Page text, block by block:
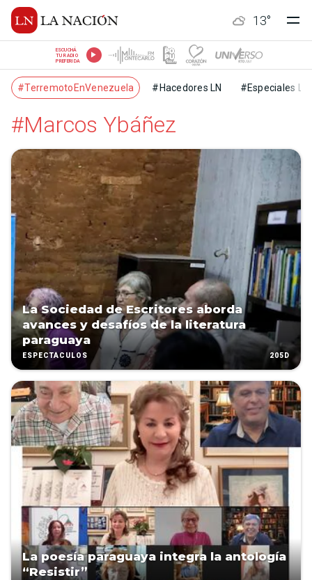
13°
ESCUCHÁ
TU RADIO
PREFERIDA
#TerremotoEnVenezuela #Hacedores LN #Especiales LN
#Marcos Ybáñez
La Sociedad de Escritores aborda
avances y desafíos de la literatura
paraguaya
ESPECTÁCULOS 205D
La poesía paraguaya integra la antología
“Resistir”